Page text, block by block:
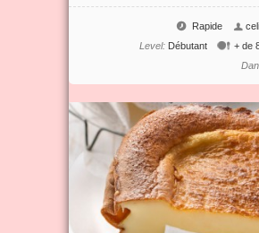
Rapide
+ de
Level: Débutant